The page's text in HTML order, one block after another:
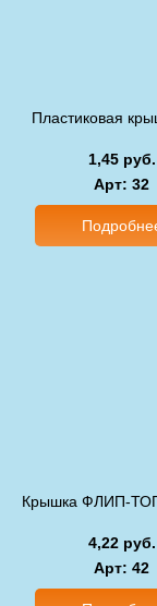
Пластиковая
1,45 руб.
Арт: 32
Крышка ФЛИП-
4,22 руб.
Арт: 42